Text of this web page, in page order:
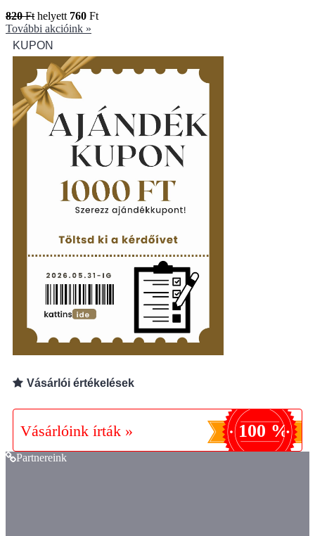
820 Ft helyett 760 Ft
További akcióink »
KUPON
Vásárlói értékelések
Vásárlóink írták » 100 %
Partnereink